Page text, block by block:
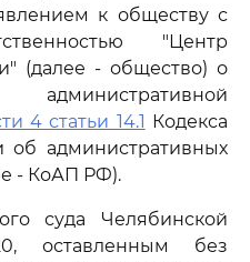
к обществу с
"Центр
(далее - общество) о
4 статьи 14.1 Кодекса
об административных
- КоАП РФ).
суда Челябинской
оставленным без